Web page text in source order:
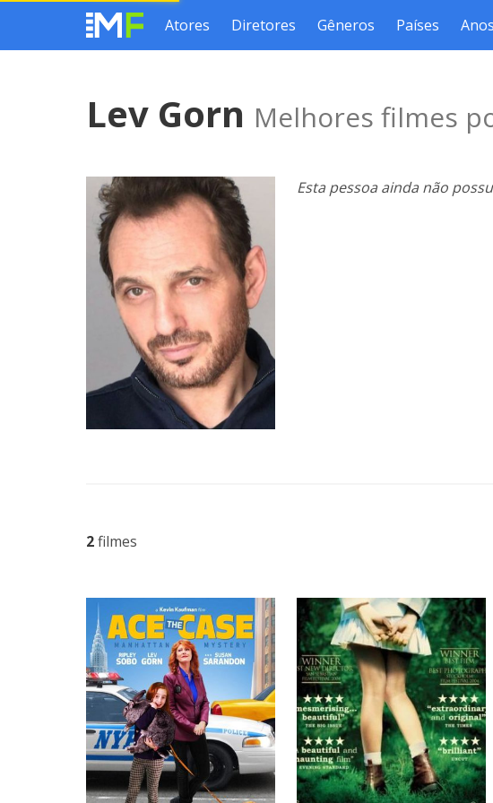
Atores Diretores Gêneros Países Anos
Lev Gorn Melhores filmes
Esta pessoa ainda não
2filmes